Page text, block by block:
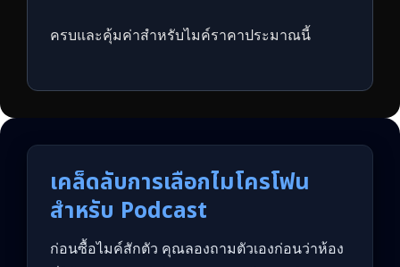
ครบและคุ้มค่าสำหรับไมค์ราคาประมาณนี้
เคล็ดลับการเลือกไมโครโฟน
สำหรับ Podcast
ก่อนซื้อไมค์สักตัว คุณลองถามตัวเองก่อนว่าห้อง